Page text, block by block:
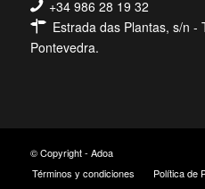
+34 986 28 19 32
Estrada das Plantas, s/n -
Pontevedra.
© Copyright - Adoa
Términos y condiciones
Política de